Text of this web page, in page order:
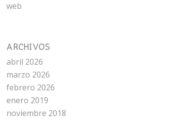
web
ARCHIVOS
abril 2026
marzo 2026
febrero 2026
enero 2019
noviembre 2018